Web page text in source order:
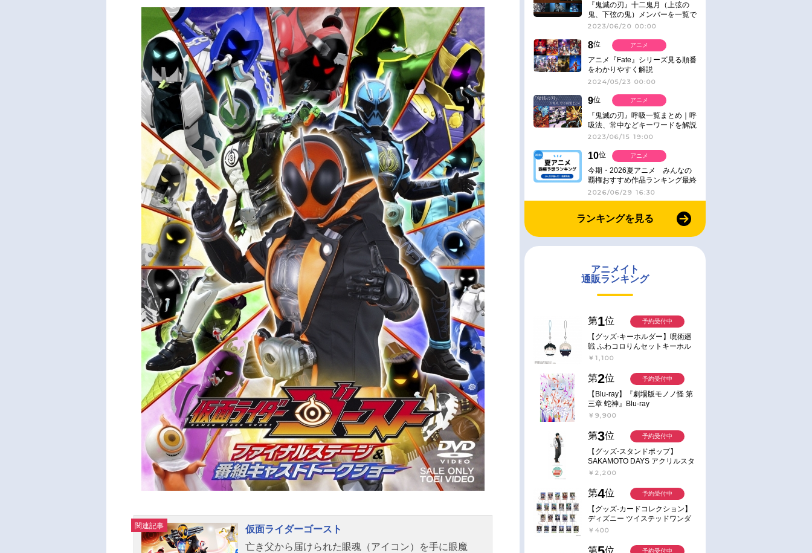
関連記事
仮面ライダーゴースト
亡き父から届けられた眼魂（アイコン）を手に眼魔
『鬼滅の刃』十二鬼月（上弦の
鬼、下弦の鬼）メンバーを一覧で
紹介＆解説（登場鬼の情報まと
2023/06/20 00:00
8位
アニメ『Fate』シリーズ見る順番
をわかりやすく解説
2024/05/23 00:00
アニメ
9位
『鬼滅の刃』呼吸一覧まとめ｜呼
吸法、常中などキーワードを解説
2023/06/15 19:00
アニメ
10位
今期・2026夏アニメ みんなの
覇権おすすめ作品ランキング最終
結果発表！
2026/06/29 16:30
アニメ
ランキングを見る
アニメイト
通販ランキング
第1位
【グッズ-キーホルダー】呪術廻
戦 ふわコロりんセットキーホル
ダー【アニメイト特典付】
￥1,100
予約受付中
第2位
【Blu-ray】『劇場版モノノ怪 第
三章 蛇神』Blu-ray
￥9,900
予約受付中
第3位
【グッズ-スタンドポップ】
SAKAMOTO DAYS アクリルスタ
ンド～Sunny Afternoon～ 4.南雲
￥2,200
予約受付中
第4位
【グッズ-カードコレクション】
ディズニー ツイステッドワンダ
ーランド ランダムカードコレク
￥400
予約受付中
第 位 予約受付中